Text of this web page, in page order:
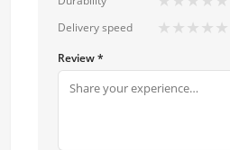
Delivery speed ★ ★ ★ ★ ★
Review *